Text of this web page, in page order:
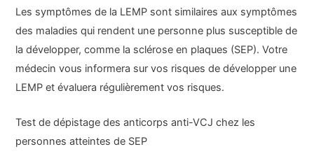
Les symptômes de la LEMP sont similaires aux symptômes
des maladies qui rendent une personne plus susceptible de
la développer, comme la sclérose en plaques (SEP). Votre
médecin vous informera sur vos risques de développer une
LEMP et évaluera régulièrement vos risques.
Test de dépistage des anticorps anti-VCJ chez les
personnes atteintes de SEP